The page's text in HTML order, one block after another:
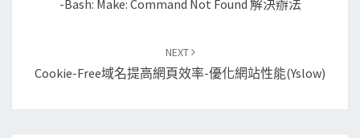
-bash: Make: Command Not Found 解決辦法
NEXT
Cookie-Free域名提高網頁效率-優化網站性能(yslow)